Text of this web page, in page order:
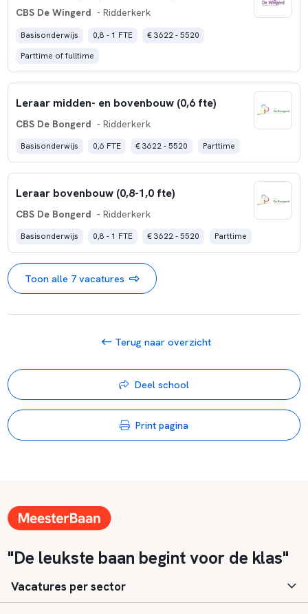
CBS De Wingerd - Ridderkerk
Basisonderwijs 0,8 - 1 FTE
€ 3622 - 5520
Parttime of fulltime
Leraar midden- en bovenbouw (0,6 fte)
CBS De Bongerd - Ridderkerk
Basisonderwijs 0,6 FTE € 3622 - 5520 Parttime
Leraar bovenbouw (0,8-1,0 fte)
CBS De Bongerd - Ridderkerk
Basisonderwijs 0,8 - 1 FTE € 3622 - 5520 Parttime
Toon alle 7 vacatures
Terug naar overzicht
Deel school
Print pagina
"De leukste baan begint voor de klas"
Vacatures per sector